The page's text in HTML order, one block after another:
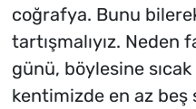
coğrafya. Bunu
tartışmalıyız. Neden
günü, böylesine
kentimizde en az beş